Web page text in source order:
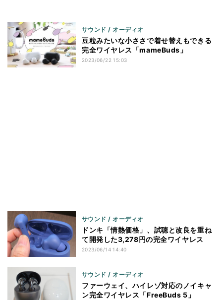
サウンド / オーディオ
豆粒みたいな小ささで着せ替えもできる
完全ワイヤレス「mameBuds」
2023/06/22 15:03
サウンド / オーディオ
ドンキ「情熱価格」、試聴と改良を重ね
て開発した3,278円の完全ワイヤレス
2023/06/14 14:40
サウンド / オーディオ
ファーウェイ、ハイレゾ対応のノイキャ
ン完全ワイヤレス「FreeBuds 5」